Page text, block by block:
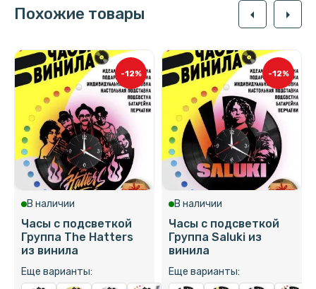
Похожие товары arrow_left arrow_right
-12%
В наличии
Часы с подсветкой
Группа The Hatters
из винила
Еще варианты:
-12%
В наличии
Часы с подсветкой
Группа Saluki из
винила
Еще варианты: